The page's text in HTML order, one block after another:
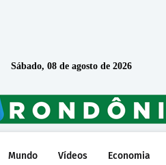
Sábado, 08 de agosto de 2026
Mundo Vídeos Economia